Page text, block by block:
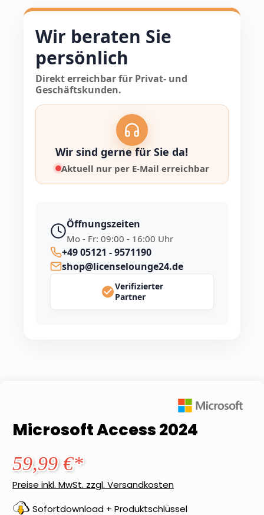
Wir beraten Sie
persönlich
Direkt erreichbar für Privat- und
Geschäftskunden.
Wir sind gerne für Sie da!
Aktuell nur per E-Mail erreichbar
Öffnungszeiten
Mo - Fr: 09:00 - 16:00 Uhr
+49 05121 - 9571190
shop@licenselounge24.de
Verifizierter
Partner
Microsoft Access 2024
59,99 €*
Preise inkl. MwSt. zzgl. Versandkosten
Sofortdownload + Produktschlüssel